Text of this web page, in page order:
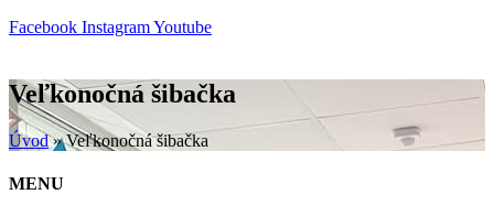
Facebook InstagramYoutube
Veľkonočná šibačka
Úvod»Veľkonočná šibačka
MENU